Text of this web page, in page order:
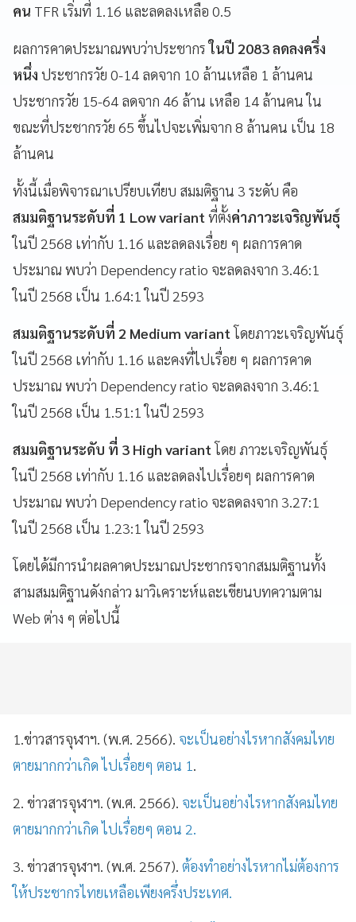
คน TFR เริ่มที่ 1.16 และลดลงเหลือ 0.5
ผลการคาดประมาณพบว่าประชากรในปี 2083 ลดลงครึ่ง
หนึ่ง ประชากรวัย 0-14 ลดจาก 10 ล้านเหลือ 1 ล้านคน
ประชากรวัย 15-64 ลดจาก 46 ล้าน เหลือ 14 ล้านคน ใน
ขณะที่ประชากรวัย 65 ขึ้นไปจะเพิ่มจาก 8 ล้านคน เป็น 18
ล้านคน
ทั้งนี้เมื่อพิจารณาเปรียบเทียบ สมมติฐาน 3 ระดับ คือ
สมมติฐานระดับที่ 1 Low variantที่ตั้งค่าภาวะเจริญพันธุ์
ในปี 2568 เท่ากับ 1.16 และลดลงเรื่อย ๆ ผลการคาด
ประมาณ พบว่า Dependency ratio จะลดลงจาก 3.46:1
ในปี 2568 เป็น 1.64:1 ในปี 2593
สมมติฐานระดับที่ 2 Medium variantโดยภาวะเจริญพันธุ์
ในปี 2568 เท่ากับ 1.16 และคงที่ไปเรื่อย ๆ ผลการคาด
ประมาณ พบว่า Dependency ratio จะลดลงจาก 3.46:1
ในปี 2568 เป็น 1.51:1 ในปี 2593
สมมติฐานระดับ ที่ 3 High variantโดย ภาวะเจริญพันธุ์
ในปี 2568 เท่ากับ 1.16 และลดลงไปเรื่อยๆ ผลการคาด
ประมาณ พบว่า Dependency ratio จะลดลงจาก 3.27:1
ในปี 2568 เป็น 1.23:1 ในปี 2593
โดยได้มีการนำผลคาดประมาณประชากรจากสมมติฐานทั้ง
สามสมมติฐานดังกล่าว มาวิเคราะห์และเขียนบทความตาม
Web ต่าง ๆ ต่อไปนี้
1.ข่าวสารจุฬาฯ. (พ.ศ. 2566). จะเป็นอย่างไรหากสังคมไทย
ตายมากกว่าเกิด ไปเรื่อยๆ ตอน 1 .
2. ข่าวสารจุฬาฯ. (พ.ศ. 2566). จะเป็นอย่างไรหากสังคมไทย
ตายมากกว่าเกิด ไปเรื่อยๆ ตอน 2.
3. ข่าวสารจุฬาฯ. (พ.ศ. 2567). ต้องทำอย่างไรหากไม่ต้องการ
ให้ประชากรไทยเหลือเพียงครึ่งประเทศ.